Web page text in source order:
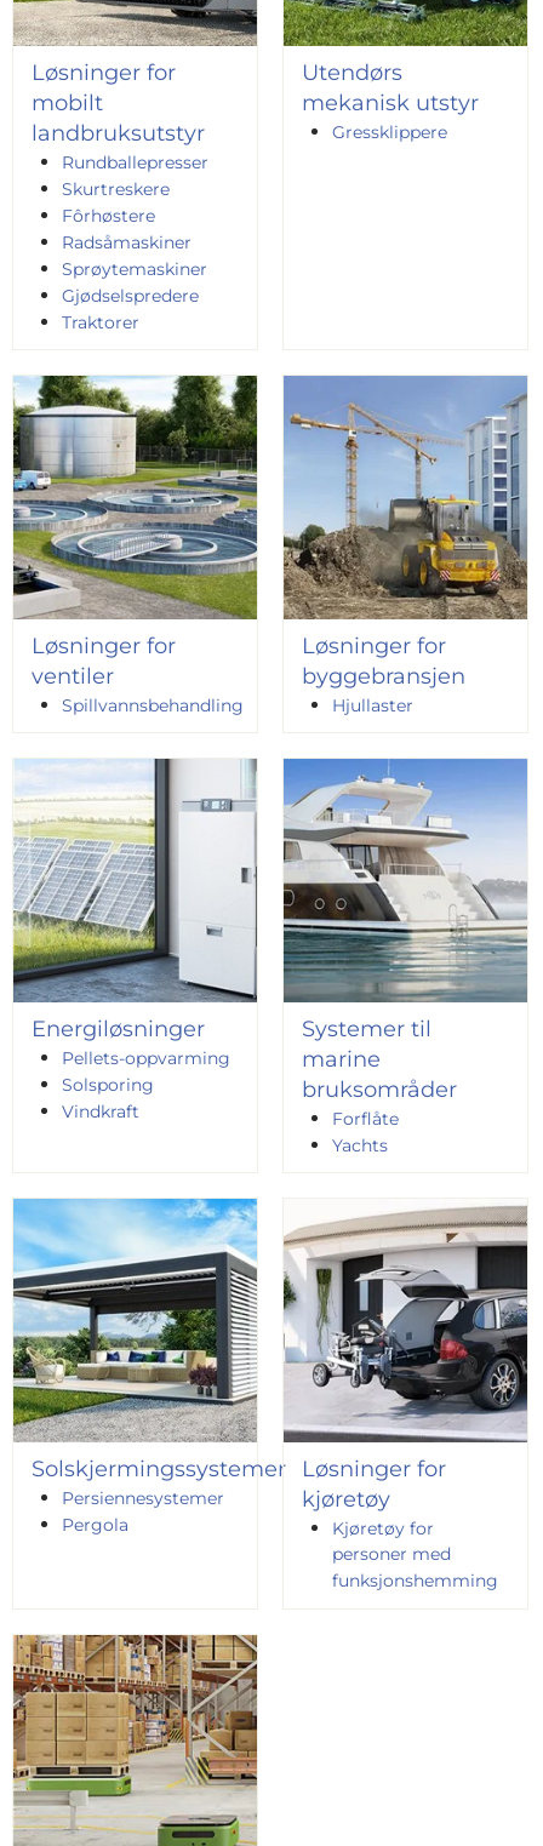
Løsninger for
mobilt
landbruksutstyr
Rundballepresser
Skurtreskere
Fôrhøstere
Radsåmaskiner
Sprøytemaskiner
Gjødselspredere
Traktorer
Utendørs
mekanisk utstyr
Gressklippere
Løsninger for
ventiler
Spillvannsbehandling
Løsninger for
byggebransjen
Hjullaster
Energiløsninger
Pellets-oppvarming
Solsporing
Vindkraft
Systemer til
marine
bruksområder
Forflåte
Yachts
Solskjermingssystemer
Persiennesystemer
Pergola
Løsninger for
kjøretøy
Kjøretøy for
personer med
funksjonshemming